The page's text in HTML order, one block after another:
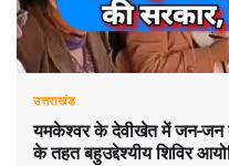
उत्तराखंड
यमकेश्वर के देवीखेत में जन-जन
के तहत बहुउद्देश्यीय शिविर